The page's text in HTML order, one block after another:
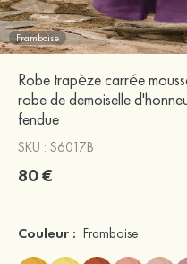
Framboise
Robe trapèze carrée
robe de demoiselle
fendue
SKU : S6017B
80 €
Couleur : Framboise